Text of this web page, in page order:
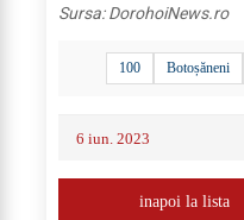
Sursa:DorohoiNews.ro
100 Botoșăneni
6 iun. 2023
inapoi la lista